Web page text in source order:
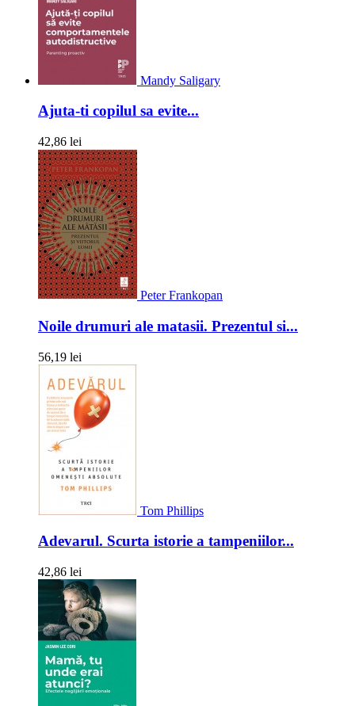
Mandy Saligary
Ajuta-ti copilul sa evite...
42,86 lei
Peter Frankopan
Noile drumuri ale matasii. Prezentul si...
56,19 lei
Tom Phillips
Adevarul. Scurta istorie a tampeniilor...
42,86 lei